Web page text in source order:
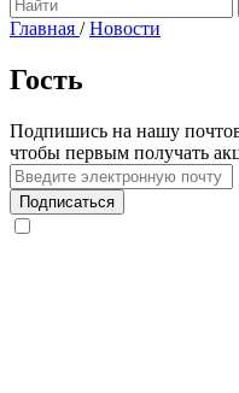
Главная / Новости
Гость
Подпишись на нашу
чтобы первым получать
Подписаться